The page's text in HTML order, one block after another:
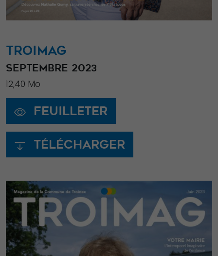
TROIMAG
SEPTEMBRE 2023
12,40 Mo
Feuilleter
Télécharger